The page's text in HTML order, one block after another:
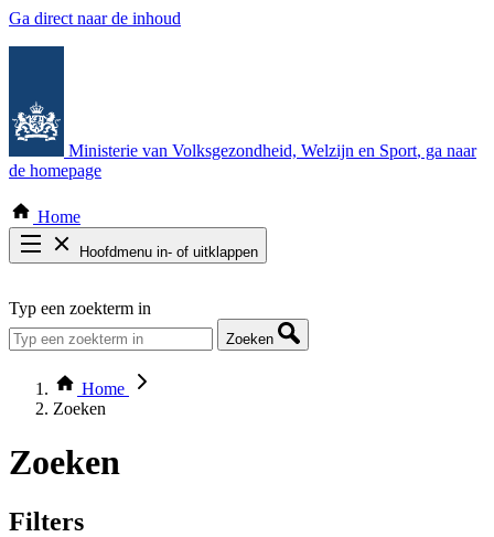
Ga direct naar de inhoud
Ministerie van Volksgezondheid, Welzijn en Sport, ga naar
de homepage
Home
Hoofdmenu in- of uitklappen
Thema COVID-19
Bekijk per bestuursorgaan
Typ een zoekterm in
Zoeken
Home
Zoeken
Zoeken
Filters